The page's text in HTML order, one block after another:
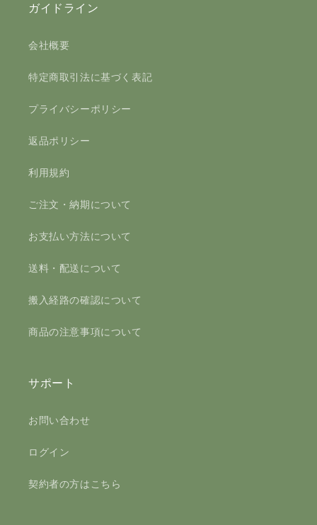
ガイドライン
会社概要
特定商取引法に基づく表記
プライバシーポリシー
返品ポリシー
利用規約
ご注文・納期について
お支払い方法について
送料・配送について
搬入経路の確認について
商品の注意事項について
サポート
お問い合わせ
ログイン
契約者の方はこちら